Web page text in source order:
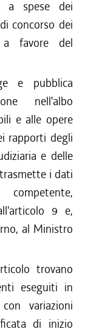
a spese dei
concorso dei
a favore del
e pubblica
nell'albo
e alle opere
rapporti degli
e delle
i dati
9 e,
al Ministro
trovano
eseguiti in
variazioni
di inizio